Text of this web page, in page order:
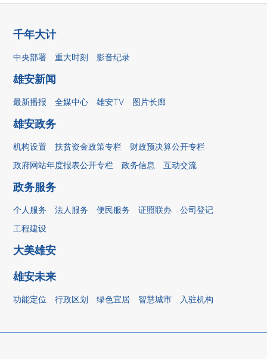
千年大计
中央部署 重大时刻 影音纪录
雄安新闻
最新播报 全媒中心 雄安TV 图片长廊
雄安政务
机构设置 扶贫资金政策专栏
财政预决算公开专栏
政府网站年度报表公开专栏
政务信息 互动交流
政务服务
个人服务 法人服务 便民服务 证照联办
公司登记
工程建设
大美雄安
雄安未来
功能定位 行政区划 绿色宜居 智慧城市 入驻机构